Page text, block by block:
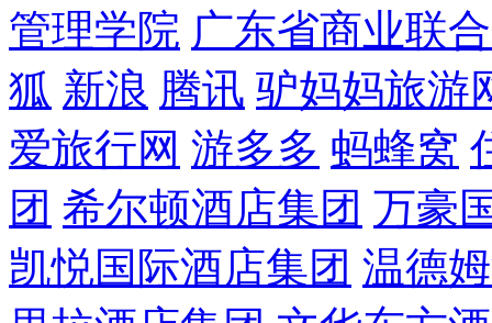
管理学院 广东省商业联
狐 新浪 腾讯 驴妈妈旅游
爱旅行网 游多多 蚂蜂窝
团 希尔顿酒店集团 万豪
凯悦国际酒店集团 温德